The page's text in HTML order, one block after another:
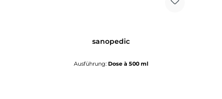
sanopedic
Ausführung: Dose à 500 ml